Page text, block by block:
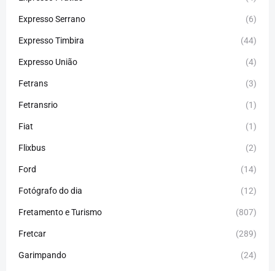
Expresso Serrano (6)
Expresso Timbira (44)
Expresso União (4)
Fetrans (3)
Fetransrio (1)
Fiat (1)
Flixbus (2)
Ford (14)
Fotógrafo do dia (12)
Fretamento e Turismo (807)
Fretcar (289)
Garimpando (24)